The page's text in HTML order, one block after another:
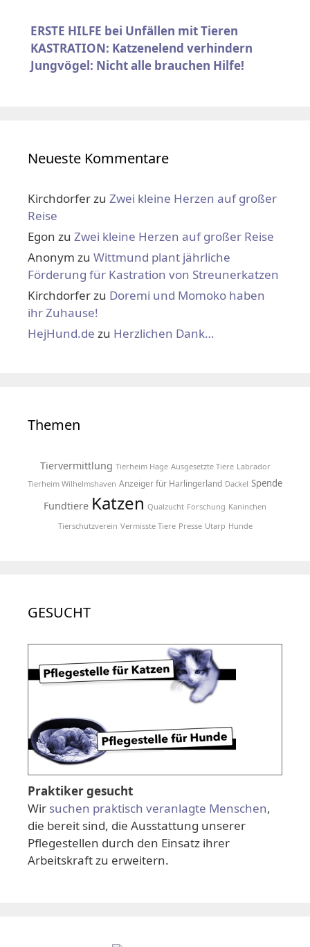
ERSTE HILFE bei Unfällen mit Tieren
KASTRATION: Katzenelend verhindern
Jungvögel: Nicht alle brauchen Hilfe!
Neueste Kommentare
Kirchdorferzu Zwei kleine Herzen auf großer
Reise
Egon zu Zwei kleine Herzen auf großer Reise
Anonym zu Wittmund plant jährliche
Förderung für Kastration von Streunerkatzen
Kirchdorferzu Doremi und Momoko haben
ihr Zuhause!
HejHund.de zu Herzlichen Dank…
Themen
Tiervermittlung Tierheim Hage Ausgesetzte Tiere Labrador
Tierheim Wilhelmshaven Anzeiger für Harlingerland Dackel Spende
Fundtiere Katzen Qualzucht Forschung Kaninchen
Tierschutzverein Vermisste Tiere Presse Utarp Hunde
GESUCHT
Praktiker gesucht
Wir suchen praktisch veranlagte Menschen,
die bereit sind, die Ausstattung unserer
Pflegestellen durch den Einsatz ihrer
Arbeitskraft zu erweitern.